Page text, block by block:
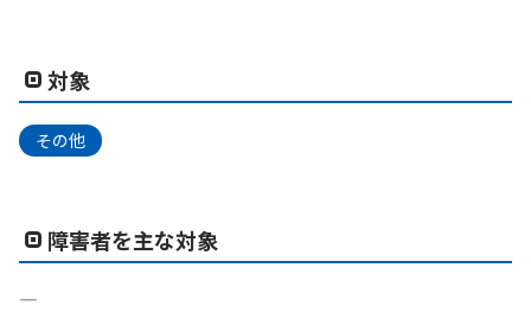
対象
その他
障害者を主な対象
―